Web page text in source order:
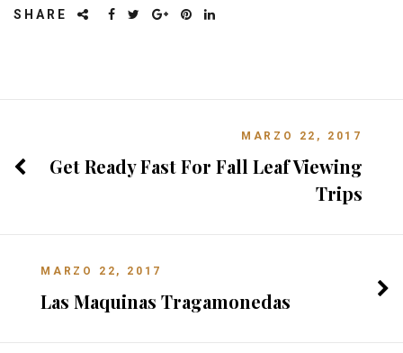
SHARE
MARZO 22, 2017
Get Ready Fast For Fall Leaf Viewing
Trips
MARZO 22, 2017
Las Maquinas Tragamonedas